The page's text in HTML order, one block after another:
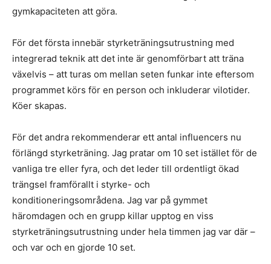
gymkapaciteten att göra.
För det första innebär styrketräningsutrustning med
integrerad teknik att det inte är genomförbart att träna
växelvis – att turas om mellan seten funkar inte eftersom
programmet körs för en person och inkluderar vilotider.
Köer skapas.
För det andra rekommenderar ett antal influencers nu
förlängd styrketräning. Jag pratar om 10 set istället för de
vanliga tre eller fyra, och det leder till ordentligt ökad
trängsel framförallt i styrke- och
konditioneringsområdena. Jag var på gymmet
häromdagen och en grupp killar upptog en viss
styrketräningsutrustning under hela timmen jag var där –
och var och en gjorde 10 set.